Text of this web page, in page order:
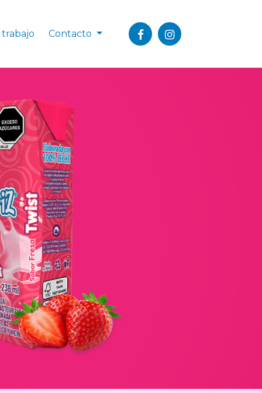
trabajo Contacto